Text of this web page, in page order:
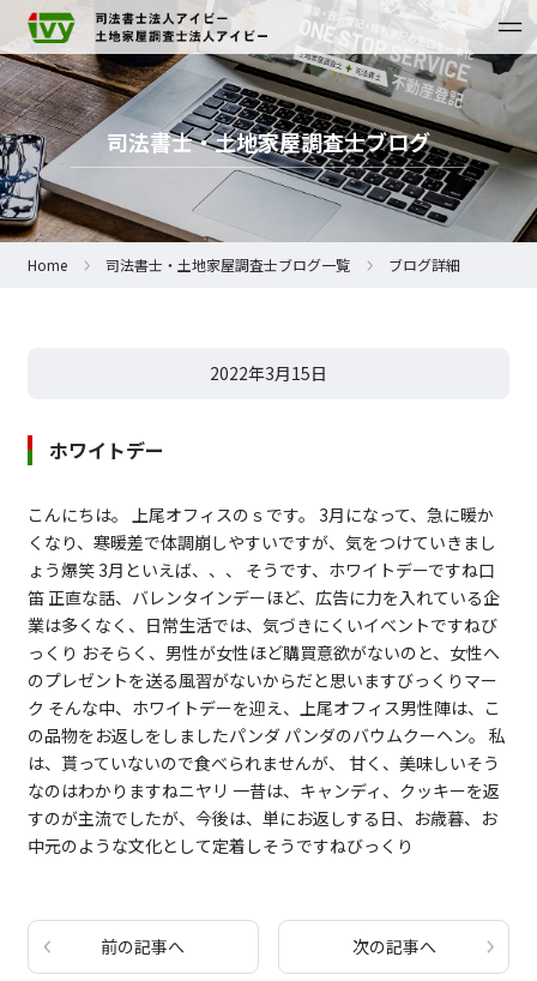
司法書士・土地家屋調査士ブログ
Home 司法書士・土地家屋調査士ブログ一覧 ブログ詳細
2022年3月15日
ホワイトデー
こんにちは。 上尾オフィスのｓです。 3月になって、急に暖か
くなり、寒暖差で体調崩しやすいですが、気をつけていきまし
ょう爆笑 3月といえば、、、 そうです、ホワイトデーですね口
笛 正直な話、バレンタインデーほど、広告に力を入れている企
業は多くなく、日常生活では、気づきにくいイベントですねび
っくり おそらく、男性が女性ほど購買意欲がないのと、女性へ
のプレゼントを送る風習がないからだと思いますびっくりマー
ク そんな中、ホワイトデーを迎え、上尾オフィス男性陣は、こ
の品物をお返しをしましたパンダ パンダのバウムクーヘン。 私
は、貰っていないので食べられませんが、 甘く、美味しいそう
なのはわかりますねニヤリ 一昔は、キャンディ、クッキーを返
すのが主流でしたが、今後は、単にお返しする日、お歳暮、お
中元のような文化として定着しそうですねびっくり
前の記事へ 次の記事へ